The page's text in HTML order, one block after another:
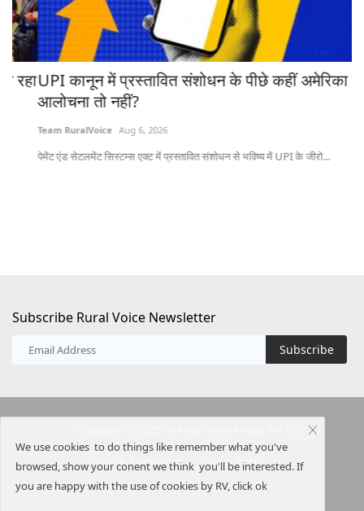
UPI कानून में प्रस्तावित संशोधन के पीछे कहीं अमेरिका की
आलोचना तो नहीं?
Team RuralVoice Aug 6, 2026
पेमेंट एंड सेटलमेंट सिस्टम्स एक्ट में प्रस्तावित संशोधन से भविष्य में UPI के जीरो...
Subscribe Rural Voice Newsletter
Subscribe
Terms & Conditions Privacy Policy
We use cookies to do things like remember what you've
browsed, show your conent we think you'll be interested. If
you are happy with the use of cookies by RV, click ok